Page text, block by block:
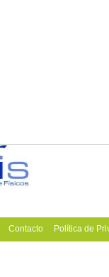
Contacto Política de